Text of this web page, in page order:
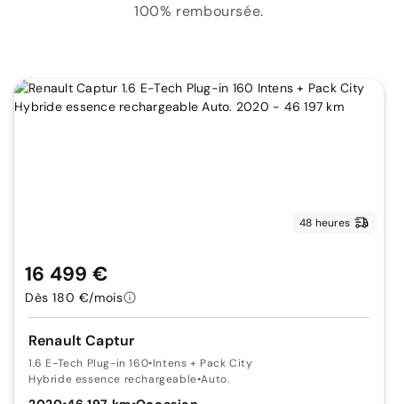
100% remboursée.
48 heures
Renault Captur
1.6 E-Tech Plug-in 160•Intens + Pack City
Hybride essence rechargeable•Auto.
16 499 €
Dès 180 €/mois